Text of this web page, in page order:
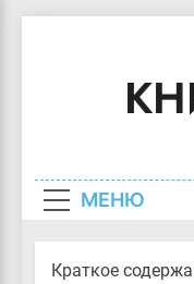
содержимому
МЕНЮ
Краткое